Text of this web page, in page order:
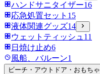
ハンドサニタイザー16
応急処置セット 15
液体関連グッズ14
ウェットティッシュ 11
日焼け止め6
風船、バルーン1
ビーチ・アウトドア・おもちゃ